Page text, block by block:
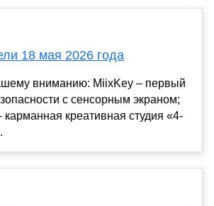
18 мая 2026 года
вниманию: MiixKey – первый
с сенсорным экраном;
карманная креативная студия «4-